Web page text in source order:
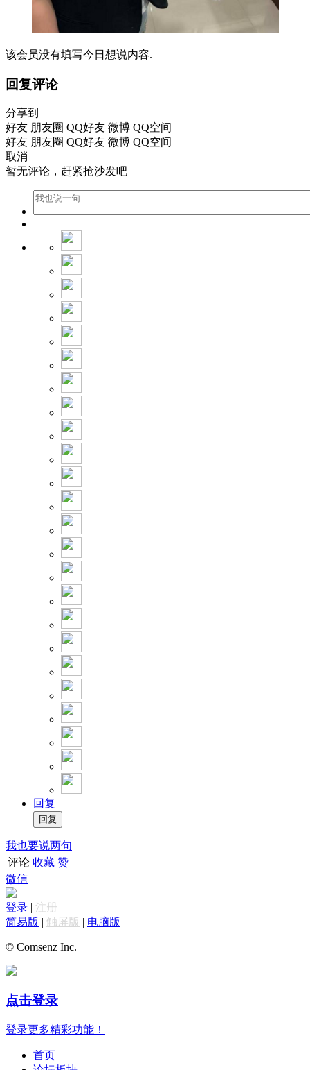
该会员没有填写今日想说内容.
回复评论
分享到
好友 朋友圈 QQ好友 微博 QQ空间
好友 朋友圈 QQ好友 微博 QQ空间
取消
暂无评论，赶紧抢沙发吧
回复
我也要说两句
评论 收藏 赞
微信
登录 | 注册
简易版 | 触屏版 | 电脑版
© Comsenz Inc.
点击登录
登录更多精彩功能！
首页